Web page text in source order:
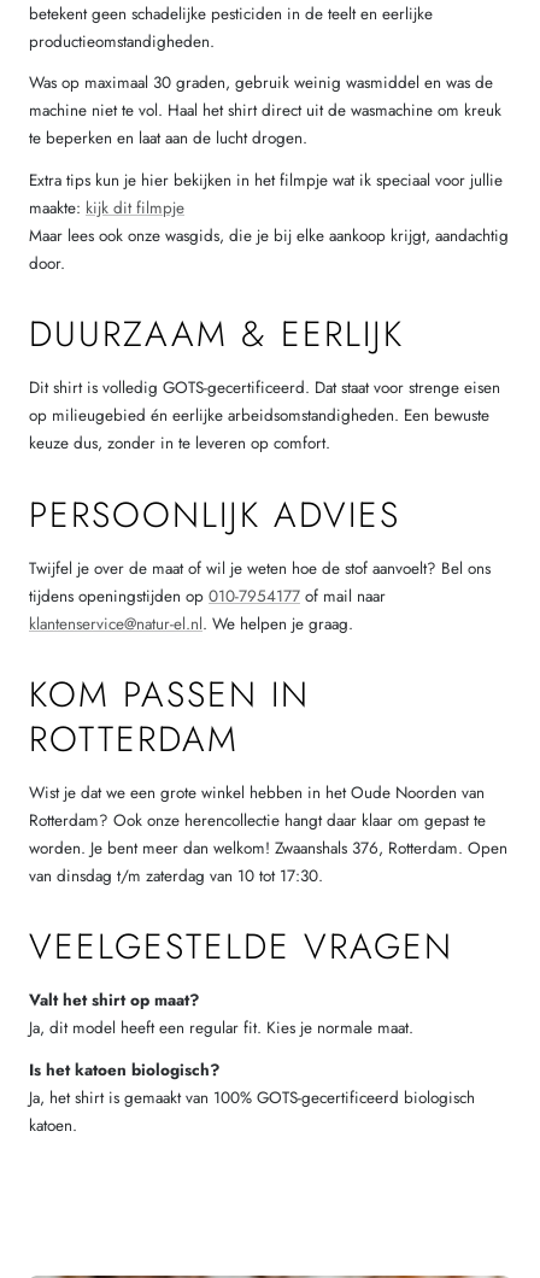
betekent geen schadelijke pesticiden in de teelt en eerlijke
productieomstandigheden.
Was op maximaal 30 graden, gebruik weinig wasmiddel en was de
machine niet te vol. Haal het shirt direct uit de wasmachine om kreuk
te beperken en laat aan de lucht drogen.
Extra tips kun je hier bekijken in het filmpje wat ik speciaal voor jullie
maakte: kijk dit filmpje
Maar lees ook onze wasgids, die je bij elke aankoop krijgt, aandachtig
door.
DUURZAAM & EERLIJK
Dit shirt is volledig GOTS-gecertificeerd. Dat staat voor strenge eisen
op milieugebied én eerlijke arbeidsomstandigheden. Een bewuste
keuze dus, zonder in te leveren op comfort.
PERSOONLIJK ADVIES
Twijfel je over de maat of wil je weten hoe de stof aanvoelt? Bel ons
tijdens openingstijden op 010-7954177 of mail naar
klantenservice@natur-el.nl. We helpen je graag.
KOM PASSEN IN
ROTTERDAM
Wist je dat we een grote winkel hebben in het Oude Noorden van
Rotterdam? Ook onze herencollectie hangt daar klaar om gepast te
worden. Je bent meer dan welkom! Zwaanshals 376, Rotterdam. Open
van dinsdag t/m zaterdag van 10 tot 17:30.
VEELGESTELDE VRAGEN
Valt het shirt op maat?
Ja, dit model heeft een regular fit. Kies je normale maat.
Is het katoen biologisch?
Ja, het shirt is gemaakt van 100% GOTS-gecertificeerd biologisch
katoen.